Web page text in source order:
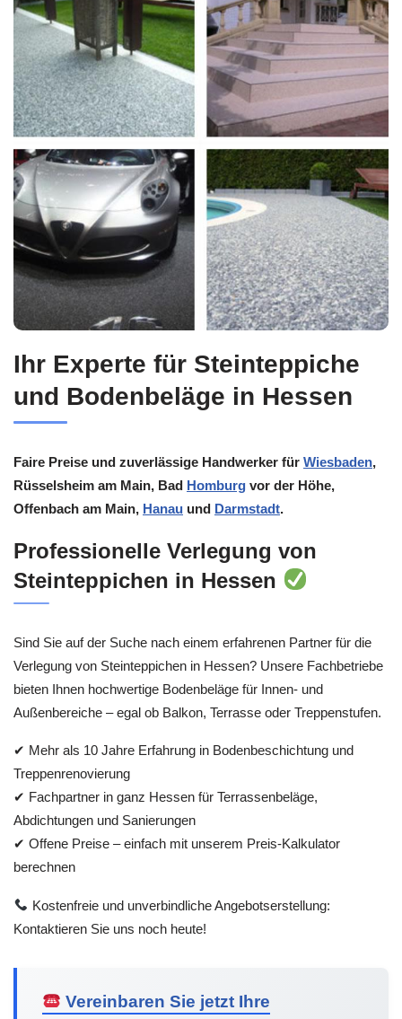
Ihr Experte für Steinteppiche
und Bodenbeläge in Hessen
Faire Preise und zuverlässige Handwerker für Wiesbaden,
Rüsselsheim am Main, Bad Homburg vor der Höhe,
Offenbach am Main, Hanau und Darmstadt.
Professionelle Verlegung von
Steinteppichen in Hessen
Sind Sie auf der Suche nach einem erfahrenen Partner für die
Verlegung von Steinteppichen in Hessen? Unsere Fachbetriebe
bieten Ihnen hochwertige Bodenbeläge für Innen- und
Außenbereiche – egal ob Balkon, Terrasse oder Treppenstufen.
✔ Mehr als 10 Jahre Erfahrung in Bodenbeschichtung und
Treppenrenovierung
✔ Fachpartner in ganz Hessen für Terrassenbeläge,
Abdichtungen und Sanierungen
✔ Offene Preise – einfach mit unserem Preis-Kalkulator
berechnen
Kostenfreie und unverbindliche Angebotserstellung:
Kontaktieren Sie uns noch heute!
Vereinbaren Sie jetzt Ihre